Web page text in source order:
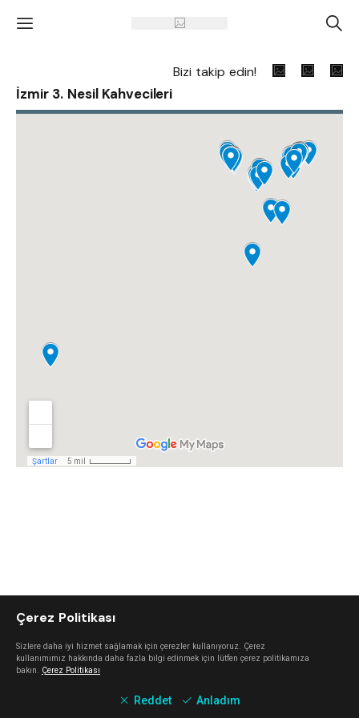
' A
Bizi takip edin!
İzmir 3. Nesil Kahvecileri
Çerez Politikası
Sizlere daha iyi hizmet sağlamak için çerezler kullanıyoruz. Çerez
kullanımımız hakkında daha fazla bilgi edinmek için lütfen çerez politikamıza
bakın. Çerez Politikası
Reddet Anladım